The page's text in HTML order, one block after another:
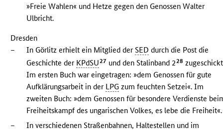
»Freie Wahlen« und Hetze gegen den Genossen Walter
Ulbricht.
Dresden
–
In Görlitz erhielt ein Mitglied derSED durch die Post die
Geschichte der KPdSU27 und den Stalinband 228
Im ersten Buch war eingetragen: »dem Genossen für gute
Aufklärungsarbeit in der LPG zum feuchten Setzei«. Im
zweiten Buch: »dem Genossen für besondere Verdienste
Freiheitskampf des ungarischen Volkes, es lebe die Freiheit«.
–
In verschiedenen Straßenbahnen, Haltestellen und im